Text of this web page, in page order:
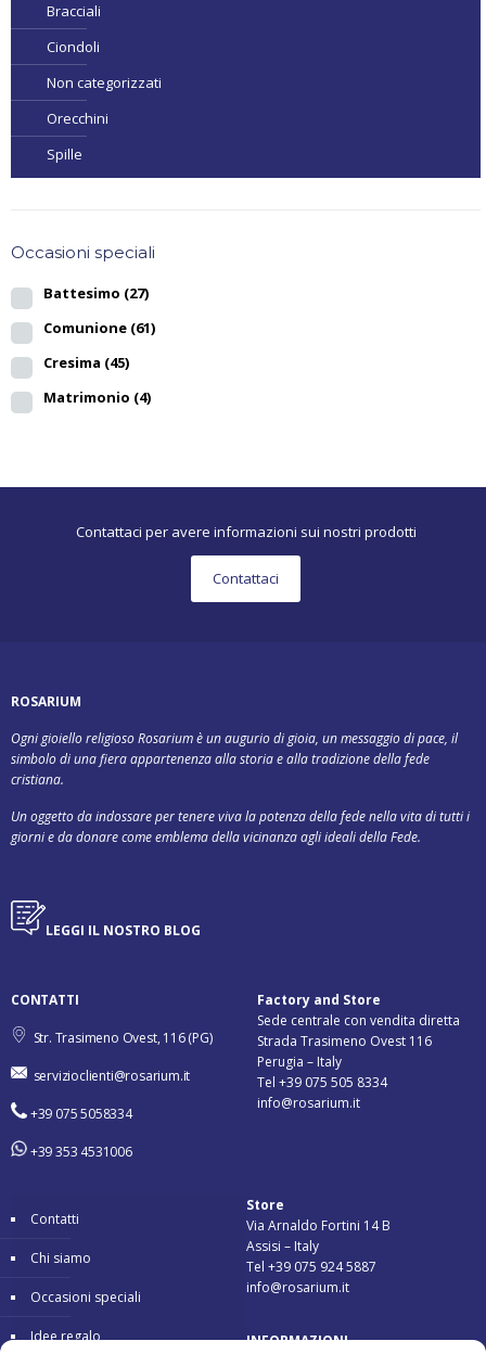
Bracciali
Ciondoli
Non categorizzati
Orecchini
Spille
Occasioni speciali
Battesimo (27)
Comunione (61)
Cresima (45)
Matrimonio (4)
Contattaci per avere informazioni sui nostri prodotti
Contattaci
ROSARIUM
Ogni gioiello religioso Rosarium è un augurio di gioia, un messaggio di pace, il
simbolo di una fiera appartenenza alla storia e alla tradizione della fede
cristiana.
Un oggetto da indossare per tenere viva la potenza della fede nella vita di tutti i
giorni e da donare come emblema della vicinanza agli ideali della Fede.
LEGGI IL NOSTRO BLOG
CONTATTI
Str. Trasimeno Ovest, 116 (PG)
servizioclienti@rosarium.it
+39 075 5058334
+39 353 4531006
Factory and Store
Sede centrale con vendita diretta
Strada Trasimeno Ovest 116
Perugia – Italy
Tel +39 075 505 8334
info@rosarium.it
Contatti
Chi siamo
Occasioni speciali
Idee regalo
Store
Via Arnaldo Fortini 14 B
Assisi – Italy
Tel +39 075 924 5887
info@rosarium.it
INFORMAZIONI